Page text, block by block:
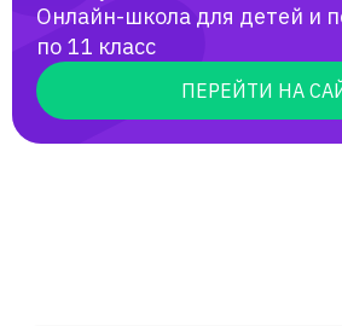
Онлайн-школа для детей и
по 11 класс
ПЕРЕЙТИ НА